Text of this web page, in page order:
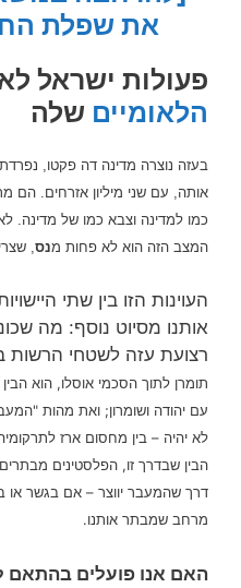
את שפלת
פעולות ישראל
הלאומיים שלה
בעזה נוצרה מדינה דה פקטו,
אותה, עם שני מיליון אזרחים. הם
כמו למדינה וצבא כמו של מדינה.
המצב הזה הוא לא פחות מנס ,
העוינות הזו בין שתי
אותנו מסיוט נוסף: מה
רצועת עזה לשטחי הרשות
תומרן לתוך הסכמי אוסלו, הוא
עם יהודה ושומרון; ואת מהות
לא יהיה – בין מחסום ארז
הבין שבדרך זו, הפלסטינים
דרך שהמעבר יווצר – אם בגשר
מרחב שמבתר אותנו.
האם אנו פועלים בהתאם